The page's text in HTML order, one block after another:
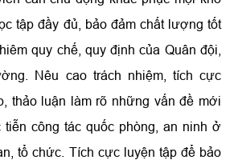
tập đầy đủ, bảo đảm chất lượng tốt
quy chế, quy định của Quân đội,
Nêu cao trách nhiệm, tích cực
thảo luận làm rõ những vấn đề mới
tiễn công tác quốc phòng, an ninh ở
tổ chức. Tích cực luyện tập để bảo